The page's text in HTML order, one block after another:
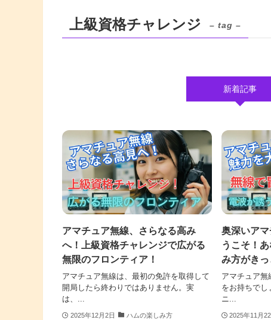
上級資格チャレンジ – tag –
新着記事
アマチュア無線、さらなる高み
へ！上級資格チャレンジで広がる
無限のフロンティア！
アマチュア無線は、最初の免許を取得して
開局したら終わりではありません。実
は、...
2025年12月2日 ハムの楽しみ方
奥深いア
うこそ！
み方がきっ
アマチュア無
をお持ちでし
ニ...
2025年11月